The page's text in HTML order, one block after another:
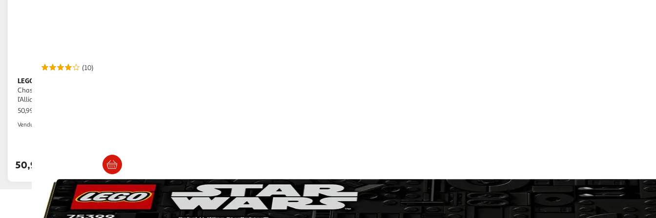
(10)
LEGO
Chasseur Stellaire U-Wing de
l’Alliance Rebelle - Jeu 8 Ans
50,99€ / pce
Vendu par
50,99€
1 2 3 4 5 ... Suivante